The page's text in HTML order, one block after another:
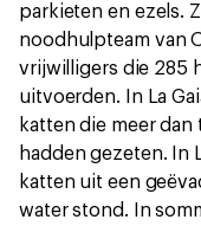
parkieten en ezels.
noodhulpteam van
vrijwilligers die 285
uitvoerden. In La
katten die meer
hadden gezeten. In
katten uit een
water stond. In